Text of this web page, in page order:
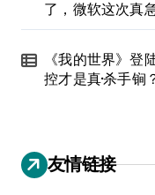
了，微软这次真
《我的世界》登
控才是真·杀手锏
友情链接